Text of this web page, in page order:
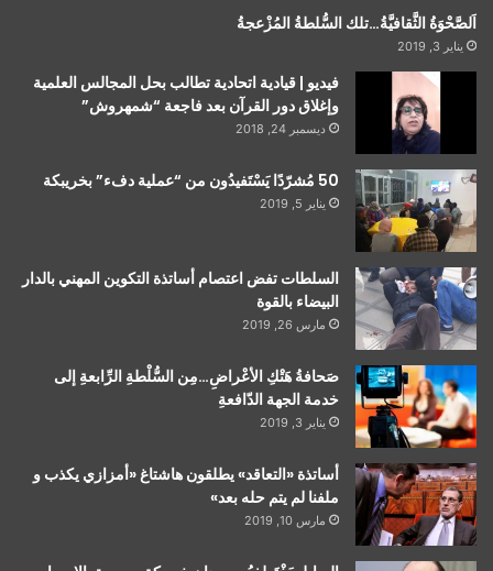
اَلصَّحْوَةُ الثَّقافيَّةُ…تلك السُّلطةُ المُزْعجةُ
يناير 3, 2019
فيديو | قيادية اتحادية تطالب بحل المجالس العلمية
وإغلاق دور القرآن بعد فاجعة “شمهروش”
ديسمبر 24, 2018
50 مُشرّدًا يَسْتَفيدُون من “عملية دفء” بخريبكة
يناير 5, 2019
السلطات تفض اعتصام أساتذة التكوين المهني بالدار
البيضاء بالقوة
مارس 26, 2019
صَحافةُ هَتْكِ الأعْراضِ…مِن السُّلْطةِ الرِّابعةِ إلى
خدمة الجهة الدّافعةِ
يناير 3, 2019
أساتذة «التعاقد» يطلقون هاشتاغ «أمزازي يكذب و
ملفنا لم يتم حله بعد»
مارس 10, 2019